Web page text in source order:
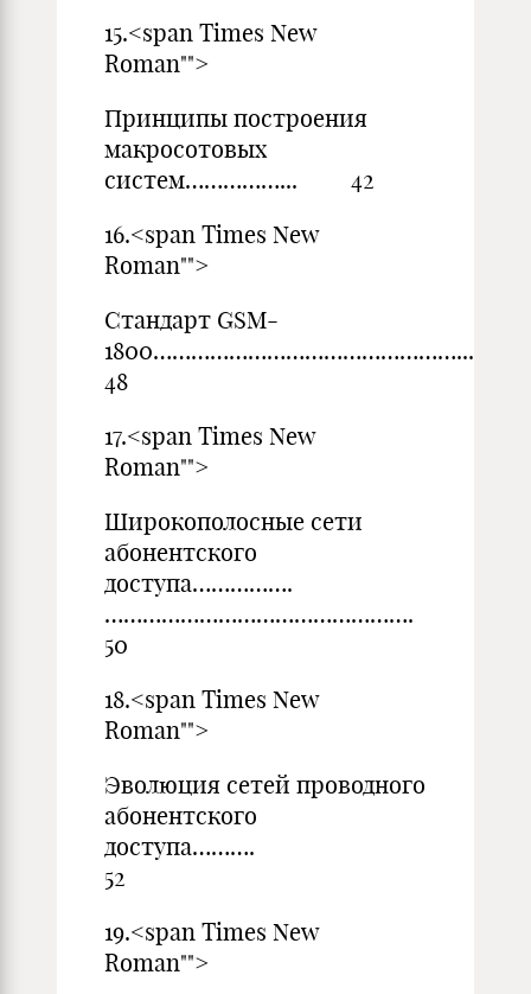
15.<span Times New
Принципы построения
макросотовых
систем……………... 42
16.<span Times New
Стандарт GSM-
48
17.<span Times New
Широкополосные сети
абонентского
доступа…………….
………………………………………….
50
18.<span Times New
Эволюция сетей проводного
абонентского
доступа……….
52
19.<span Times New